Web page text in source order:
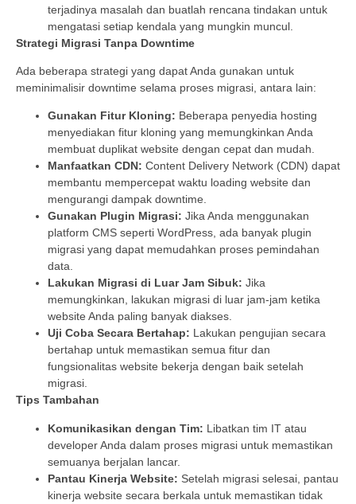
terjadinya masalah dan buatlah rencana tindakan untuk
mengatasi setiap kendala yang mungkin muncul.
Strategi Migrasi Tanpa Downtime
Ada beberapa strategi yang dapat Anda gunakan untuk
meminimalisir downtime selama proses migrasi, antara lain:
Gunakan Fitur Kloning: Beberapa penyedia hosting
menyediakan fitur kloning yang memungkinkan Anda
membuat duplikat website dengan cepat dan mudah.
Manfaatkan CDN: Content Delivery Network (CDN) dapat
membantu mempercepat waktu loading website dan
mengurangi dampak downtime.
Gunakan Plugin Migrasi: Jika Anda menggunakan
platform CMS seperti WordPress, ada banyak plugin
migrasi yang dapat memudahkan proses pemindahan
data.
Lakukan Migrasi di Luar Jam Sibuk: Jika
memungkinkan, lakukan migrasi di luar jam-jam ketika
website Anda paling banyak diakses.
Uji Coba Secara Bertahap: Lakukan pengujian secara
bertahap untuk memastikan semua fitur dan
fungsionalitas website bekerja dengan baik setelah
migrasi.
Tips Tambahan
Komunikasikan dengan Tim: Libatkan tim IT atau
developer Anda dalam proses migrasi untuk memastikan
semuanya berjalan lancar.
Pantau Kinerja Website: Setelah migrasi selesai, pantau
kinerja website secara berkala untuk memastikan tidak